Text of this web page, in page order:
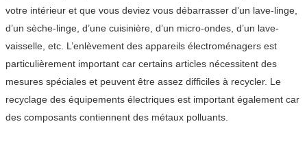
votre intérieur et que vous deviez vous débarrasser d’un lave-linge,
d’un sèche-linge, d’une cuisinière, d’un micro-ondes, d’un lave-
vaisselle, etc. L’enlèvement des appareils électroménagers est
particulièrement important car certains articles nécessitent des
mesures spéciales et peuvent être assez difficiles à recycler. Le
recyclage des équipements électriques est important également car
des composants contiennent des métaux polluants.